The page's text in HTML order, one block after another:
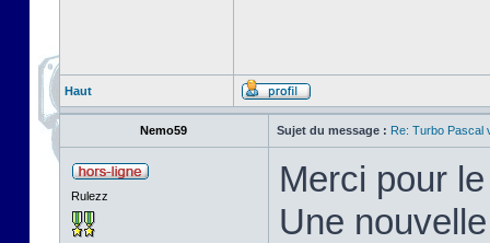
Haut
Nemo59 Sujet du message : Re: Turbo Pascal
Rulezz
Merci pour
Une